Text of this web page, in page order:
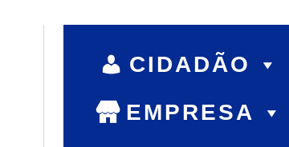
CIDADÃO
EMPRESA